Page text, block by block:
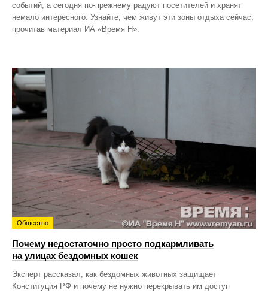
событий, а сегодня по‑прежнему радуют посетителей и хранят
немало интересного. Узнайте, чем живут эти зоны отдыха сейчас,
прочитав материал ИА «Время Н».
Общество
Почему недостаточно просто подкармливать
на улицах бездомных кошек
Эксперт рассказал, как бездомных животных защищает
Конституция РФ и почему не нужно перекрывать им доступ